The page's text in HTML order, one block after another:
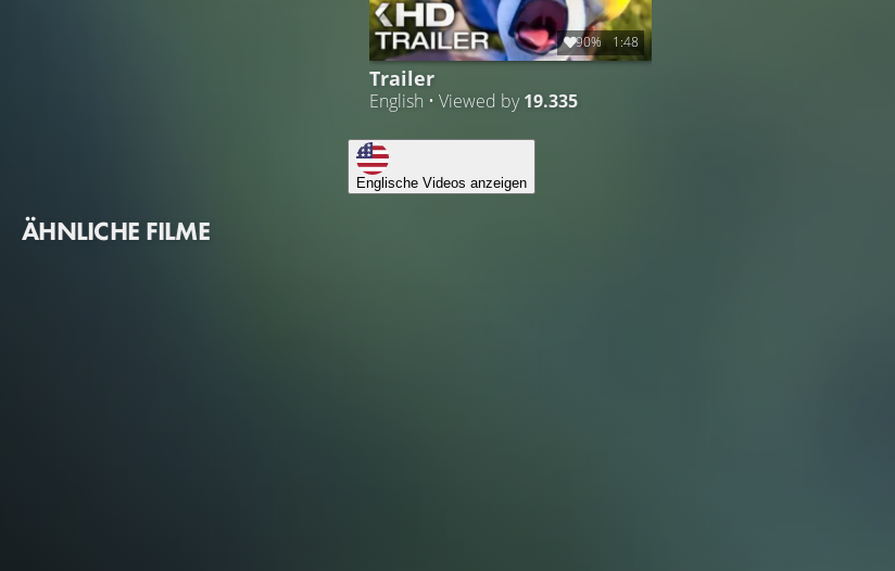
90% 1:48
Trailer
English • Viewed by19.335
Englische Videos anzeigen
ÄHNLICHE FILME